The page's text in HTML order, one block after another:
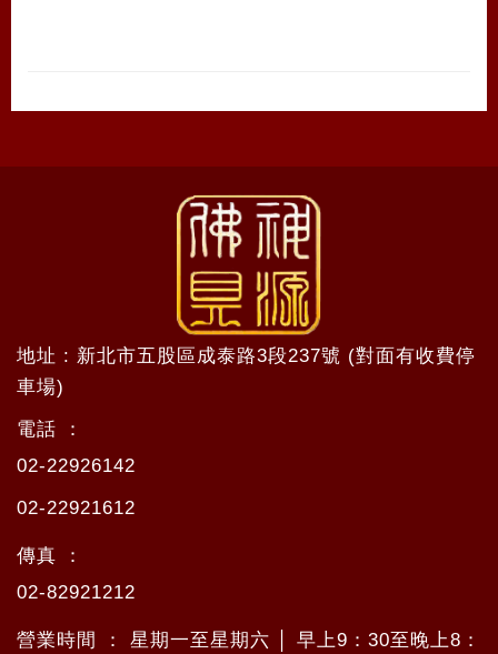
地址 : 新北市五股區成泰路3段237號 (對面有收費停
車場)
電話 ：
02-22926142
02-22921612
傳真 ：
02-82921212
營業時間 ： 星期一至星期六 │ 早上9：30至晚上8：